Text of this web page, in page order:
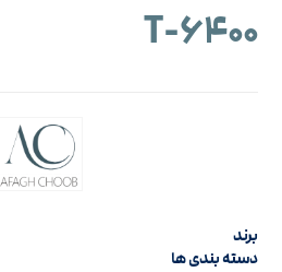
۶۴۰۰-T
برند
دسته بندی ها